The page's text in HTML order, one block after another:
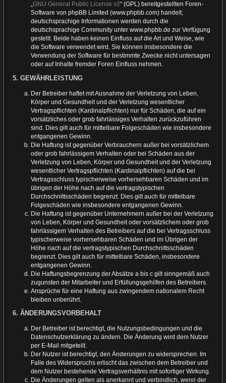
„GNU General Public License v2“ (GPL) bereitgestellten Foren-
Software von phpBB Limited (www.phpbb.com) handelt;
deutschsprachige Informationen werden durch die
deutschsprachige Community unter www.phpbb.de zur Verfügung
gestellt. Beide haben keinen Einfluss auf die Art und Weise, wie
die Software verwendet wird. Sie können insbesondere die
Verwendung der Software für bestimmte Zwecke nicht untersagen
oder auf Inhalte fremder Foren Einfluss nehmen.
5. GEWÄHRLEISTUNG
Der Betreiber haftet mit Ausnahme der Verletzung von Leben,
Körper und Gesundheit und der Verletzung wesentlicher
Vertragspflichten (Kardinalpflichten) nur für Schäden, die auf ein
vorsätzliches oder grob fahrlässiges Verhalten zurückzuführen
sind. Dies gilt auch für mittelbare Folgeschäden wie insbesondere
entgangenen Gewinn.
Die Haftung ist gegenüber Verbrauchern außer bei vorsätzlichem
oder grob fahrlässigem Verhalten oder bei Schäden aus der
Verletzung von Leben, Körper und Gesundheit und der Verletzung
wesentlicher Vertragspflichten (Kardinalpflichten) auf die bei
Vertragsschluss typischerweise vorhersehbaren Schäden und im
übrigen der Höhe nach auf die vertragstypischen
Durchschnittsschäden begrenzt. Dies gilt auch für mittelbare
Folgeschäden wie insbesondere entgangenen Gewinn.
Die Haftung ist gegenüber Unternehmern außer bei der Verletzung
von Leben, Körper und Gesundheit oder vorsätzlichem oder grob
fahrlässigem Verhalten des Betreibers auf die bei Vertragsschluss
typischerweise vorhersehbaren Schäden und im Übrigen der
Höhe nach auf die vertragstypischen Durchschnittsschäden
begrenzt. Dies gilt auch für mittelbare Schäden, insbesondere
entgangenen Gewinn.
Die Haftungsbegrenzung der Absätze a bis c gilt sinngemäß auch
zugunsten der Mitarbeiter und Erfüllungsgehilfen des Betreibers.
Ansprüche für eine Haftung aus zwingendem nationalem Recht
bleiben unberührt.
6. ÄNDERUNGSVORBEHALT
Der Betreiber ist berechtigt, die Nutzungsbedingungen und die
Datenschutzerklärung zu ändern. Die Änderung wird dem Nutzer
per E-Mail mitgeteilt.
Der Nutzer ist berechtigt, den Änderungen zu widersprechen. Im
Falle des Widerspruchs erlischt das zwischen dem Betreiber und
dem Nutzer bestehende Vertragsverhältnis mit sofortiger Wirkung.
Die Änderungen gelten als anerkannt und verbindlich, wenn der